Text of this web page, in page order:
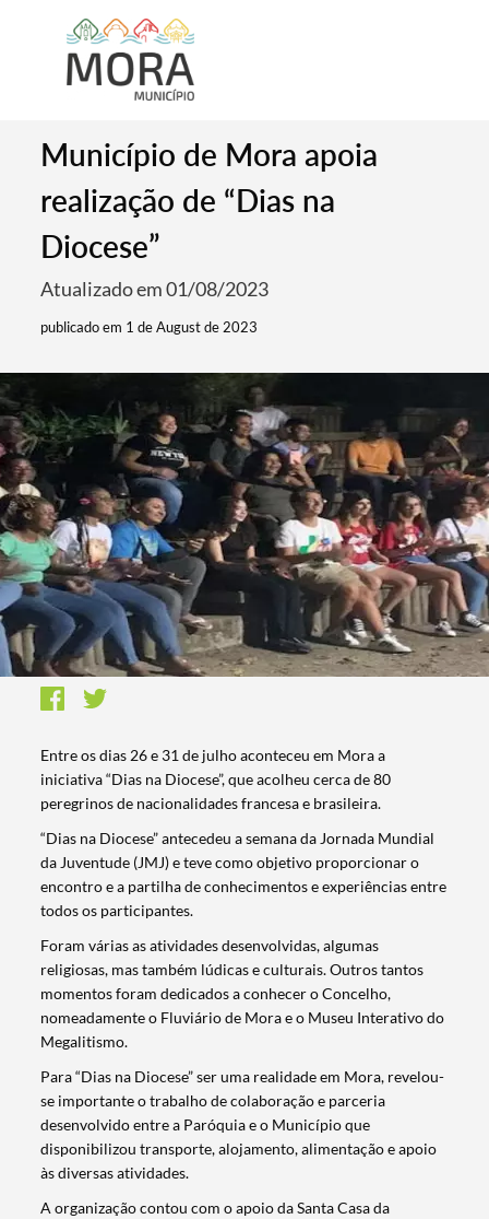
Município de Mora apoia
realização de “Dias na
Diocese”
Atualizado em 01/08/2023
publicado em 1 de August de 2023
Entre os dias 26 e 31 de julho aconteceu em Mora a
iniciativa “Dias na Diocese”, que acolheu cerca de 80
peregrinos de nacionalidades francesa e brasileira.
“Dias na Diocese” antecedeu a semana da Jornada Mundial
da Juventude (JMJ) e teve como objetivo proporcionar o
encontro e a partilha de conhecimentos e experiências entre
todos os participantes.
Foram várias as atividades desenvolvidas, algumas
religiosas, mas também lúdicas e culturais. Outros tantos
momentos foram dedicados a conhecer o Concelho,
nomeadamente o Fluviário de Mora e o Museu Interativo do
Megalitismo.
Para “Dias na Diocese” ser uma realidade em Mora, revelou-
se importante o trabalho de colaboração e parceria
desenvolvido entre a Paróquia e o Município que
disponibilizou transporte, alojamento, alimentação e apoio
às diversas atividades.
A organização contou com o apoio da Santa Casa da